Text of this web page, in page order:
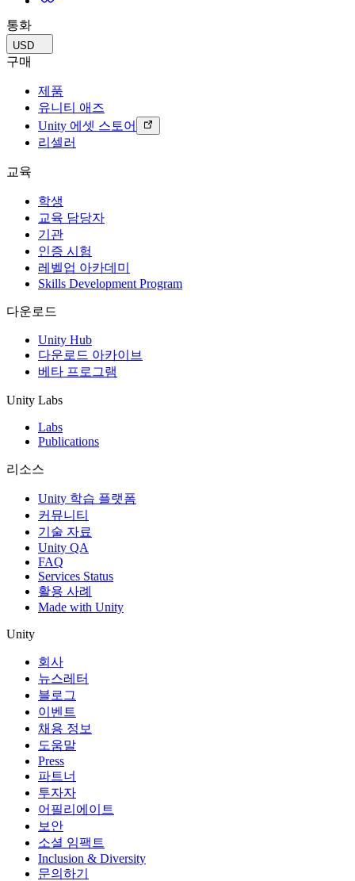
매장 및 D2C 전반에 걸쳐 IAP 관리하세요.
수익화
Unity로 광고하세요
활용 부문
모바일 게임
Unity로 모바일 히트작을 제작하고 성장시키세요.
인디 게임
소규모 팀으로 대작 게임을 출시하세요.
XR 게임
여러 플랫폼에서 XR 게임을 출시하세요.
멀티플레이어 게임
멀티플레이어 게임 개발을 간소화하세요.
데모
데모, 샘플 및 빌딩 블록
모든 리소스
새로운 기능
블로그
업데이트, 정보, 기술 팁
뉴스
교육 효율 극대화
교육 라이선스
자격증
Unity 숙련도를 입증하세요
통화
USD
구매
제품
유니티 애즈
Unity 에셋 스토어
리셀러
교육
학생
교육 담당자
기관
인증 시험
레벨업 아카데미
Skills Development Program
다운로드
Unity Hub
다운로드 아카이브
베타 프로그램
Unity Labs
Labs
Publications
리소스
Unity 학습 플랫폼
커뮤니티
기술 자료
Unity QA
FAQ
Services Status
활용 사례
Made with Unity
Unity
회사
뉴스레터
블로그
이벤트
채용 정보
도움말
Press
파트너
투자자
어필리에이트
보안
소셜 임팩트
Inclusion & Diversity
문의하기